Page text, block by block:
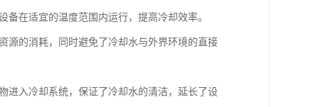
在适宜的温度范围内运行，提高冷却效率。
源的消耗，同时避免了冷却水与外界环境的直接
进入冷却系统，保证了冷却水的清洁，延长了设